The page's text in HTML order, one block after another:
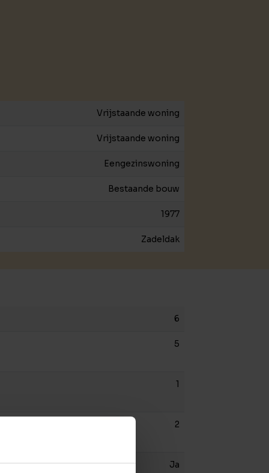
Vrijstaande woning
Vrijstaande woning
Eengezinswoning
Bestaande bouw
1977
Zadeldak
6
5
1
2
Ja